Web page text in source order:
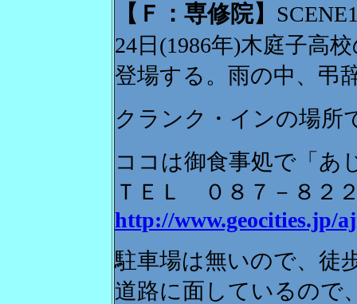
【Ｆ：専修院】
24日(1986年)木庭子高
登場する。雨の中、弔
クランク・インの場所
ココは御食事処で「
ＴＥＬ ０８７－８２
http://www.geocities.jp/
駐車場は無いので、徒
道路に面しているので